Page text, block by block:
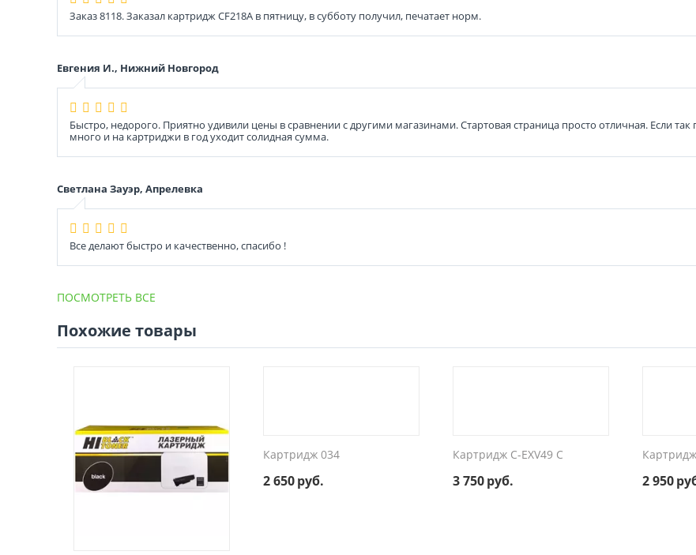
Заказ 8118. Заказал картридж CF218A в пятницу, в субботу получил, печатает норм.
Евгения И., Нижний Новгород
Быстро, недорого. Приятно удивили цены в сравнении с другими магазинами. Стартовая страница просто отличная. Если
много и на картриджи в год уходит солидная сумма.
Светлана Зауэр, Апрелевка
Все делают быстро и качественно, спасибо !
ПОСМОТРЕТЬ ВСЕ
Похожие товары
Картридж 034
2 650руб.
Картридж C-EXV49 C
3 750руб.
Картридж
2 950